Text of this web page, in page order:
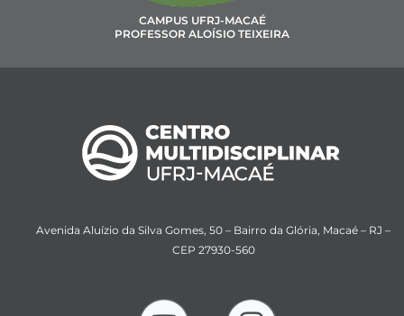
CAMPUS UFRJ-MACAÉ
PROFESSOR ALOÍSIO TEIXEIRA
Avenida Aluízio da Silva Gomes, 50 – Bairro da Glória, Macaé – RJ –
CEP 27930-560